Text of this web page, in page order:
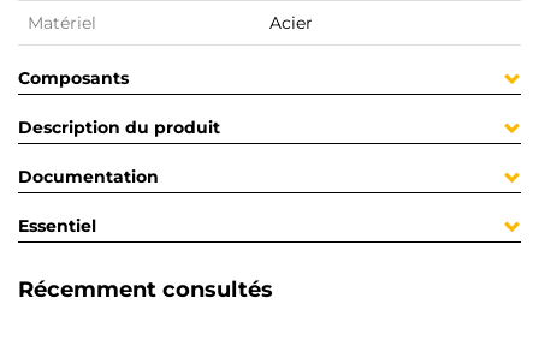
Matériel Acier
Composants
Description du produit
Documentation
Essentiel
Récemment consultés